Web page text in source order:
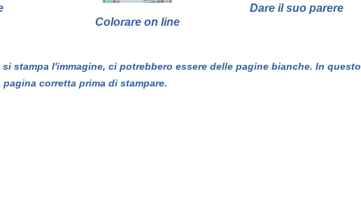
Colorare on line
Dare il suo parere
si stampa l'immagine, ci potrebbero essere delle pagine bianche. In questo
corretta prima di stampare.